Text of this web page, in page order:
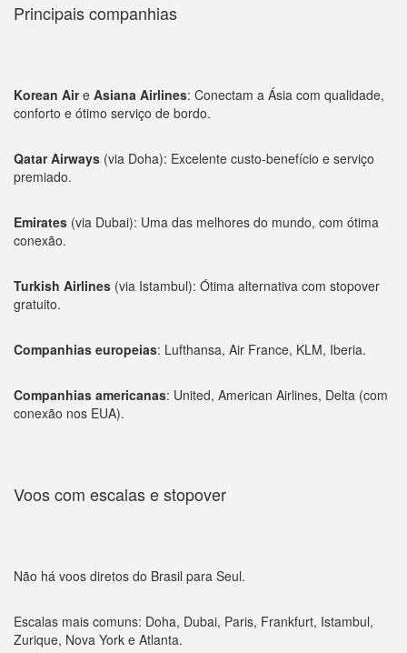
Principais companhias
Korean Aire Asiana Airlines: Conectam a Ásia com qualidade,
conforto e ótimo serviço de bordo.
Qatar Airways (via Doha): Excelente custo-benefício e serviço
premiado.
Emirates (via Dubai): Uma das melhores do mundo, com ótima
conexão.
Turkish Airlines (via Istambul): Ótima alternativa com stopover
gratuito.
Companhias europeias: Lufthansa, Air France, KLM, Iberia.
Companhias americanas: United, American Airlines, Delta (com
conexão nos EUA).
Voos com escalas e stopover
Não há voos diretos do Brasil para Seul.
Escalas mais comuns: Doha, Dubai, Paris, Frankfurt, Istambul,
Zurique, Nova York e Atlanta.